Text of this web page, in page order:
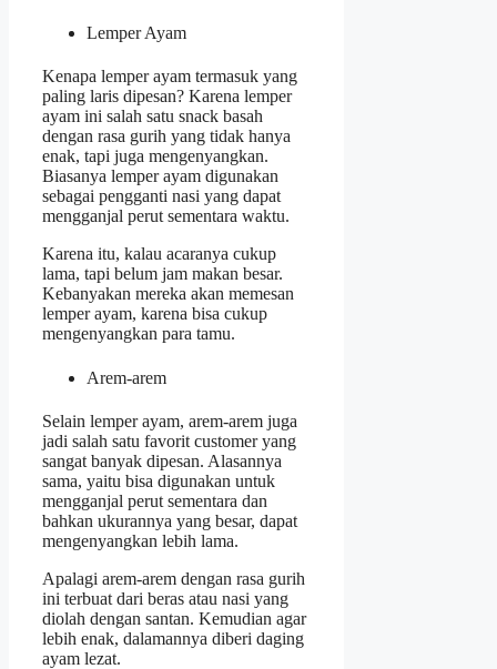
Lemper Ayam
Kenapa lemper ayam termasuk yang
paling laris dipesan? Karena lemper
ayam ini salah satu snack basah
dengan rasa gurih yang tidak hanya
enak, tapi juga mengenyangkan.
Biasanya lemper ayam digunakan
sebagai pengganti nasi yang dapat
mengganjal perut sementara waktu.
Karena itu, kalau acaranya cukup
lama, tapi belum jam makan besar.
Kebanyakan mereka akan memesan
lemper ayam, karena bisa cukup
mengenyangkan para tamu.
Arem-arem
Selain lemper ayam, arem-arem juga
jadi salah satu favorit customer yang
sangat banyak dipesan. Alasannya
sama, yaitu bisa digunakan untuk
mengganjal perut sementara dan
bahkan ukurannya yang besar, dapat
mengenyangkan lebih lama.
Apalagi arem-arem dengan rasa gurih
ini terbuat dari beras atau nasi yang
diolah dengan santan. Kemudian agar
lebih enak, dalamannya diberi daging
ayam lezat.